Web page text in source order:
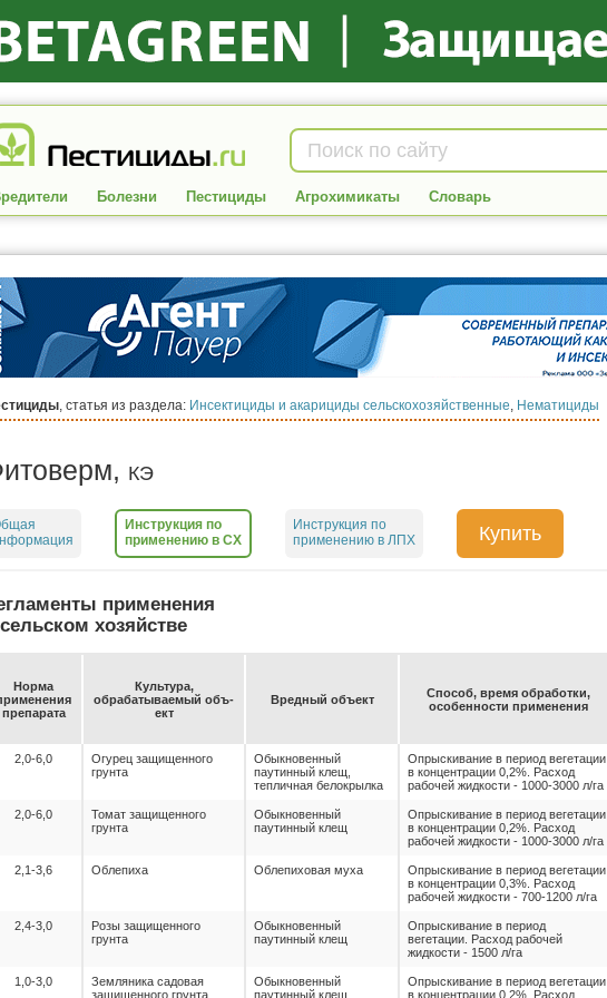
Болезни Пестициды Агрохимикаты Словарь
, статья из раздела: Инсектициды и акарициды сельскохозяйственные, Нематициды
КЭ
Инструкция по
применению в СХ
Инструкция по
применению в ЛПХ
Купить
применения
хозяйстве
Нор­ма
пре­па­ра­та
Куль­ту­ра,
об­ра­ба­ты­ва­емый объ­
ект
Вред­ный объ­ект
Спо­соб, вре­мя об­ра­бот­ки,
осо­бен­нос­ти при­ме­не­ния
2,0-6,0
Огурец защищенного
грунта
Обыкновенный
паутинный клещ,
тепличная белокрылка
Опрыскивание в период вегетации
в концентрации 0,2%. Расход
рабочей жидкости - 1000-3000 л/га
2,0-6,0
Томат защищенного
грунта
Обыкновенный
паутинный клещ
Опрыскивание в период вегетации
в концентрации 0,2%. Расход
рабочей жидкости - 1000-3000 л/га
2,1-3,6 Облепиха Облепиховая муха
Опрыскивание в период вегетации
в концентрации 0,3%. Расход
рабочей жидкости - 700-1200 л/га
2,4-3,0
Розы защищенного
грунта
Обыкновенный
паутинный клещ
Опрыскивание в период
вегетации. Расход рабочей
жидкости - 1500 л/га
1,0-3,0
Земляника садовая
защищенного грунта
Обыкновенный
паутинный клещ
Опрыскивание в период вегетации
в концентрации 0,2%. Расход